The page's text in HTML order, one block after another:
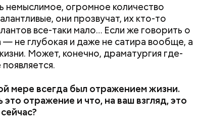
немыслимое, огромное количество
они прозвучат, их кто-то
все-таки мало… Если же говорить о
не глубокая и даже не сатира вообще, а
Может, конечно, драматургия где-
мере всегда был отражением жизни.
отражение и что, на ваш взгляд, это